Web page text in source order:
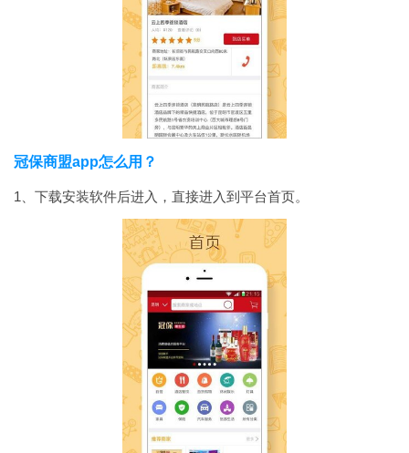
冠保商盟app怎么用？
1、下载安装软件后进入，直接进入到平台首页。